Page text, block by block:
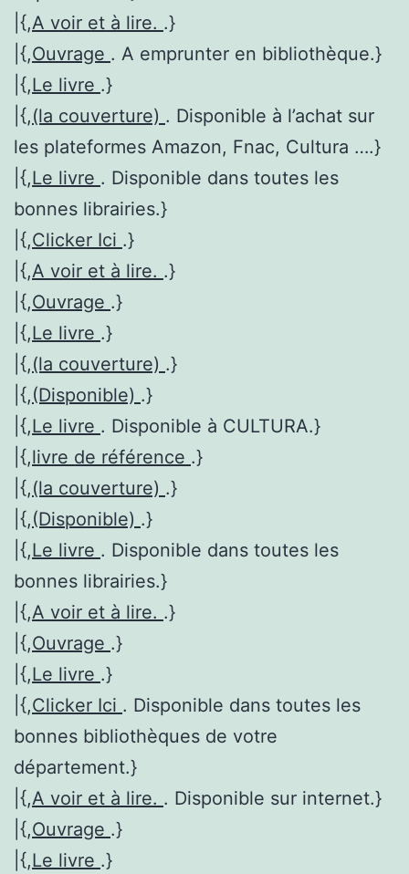
|{,A voir et à lire. .}
|{,Ouvrage . A emprunter en bibliothèque.}
|{,Le livre .}
|{,(la couverture) . Disponible à l’achat sur
les plateformes Amazon, Fnac, Cultura ….}
|{,Le livre . Disponible dans toutes les
bonnes librairies.}
|{,Clicker Ici .}
|{,A voir et à lire. .}
|{,Ouvrage .}
|{,Le livre .}
|{,(la couverture) .}
|{,(Disponible) .}
|{,Le livre . Disponible à CULTURA.}
|{,livre de référence .}
|{,(la couverture) .}
|{,(Disponible) .}
|{,Le livre . Disponible dans toutes les
bonnes librairies.}
|{,A voir et à lire. .}
|{,Ouvrage .}
|{,Le livre .}
|{,Clicker Ici . Disponible dans toutes les
bonnes bibliothèques de votre
département.}
|{,A voir et à lire. . Disponible sur internet.}
|{,Ouvrage .}
|{,Le livre .}